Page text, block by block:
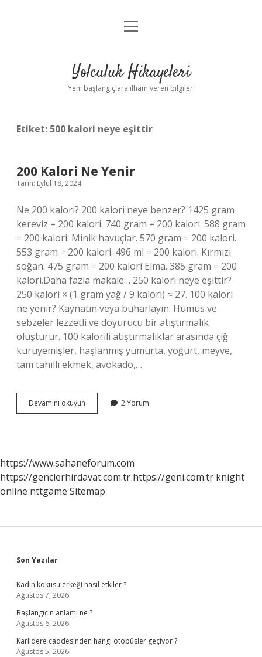
Anasayfa
Yasal Uyarı
menüyü
Yolculuk Hikayeleri
Yeni başlangıçlara ilham veren bilgiler!
Etiket: 500 kalori neye eşittir
200 Kalori Ne Yenir
Tarih: Eylül 18, 2024
Ne 200 kalori? 200 kalori neye benzer? 1425 gram
kereviz = 200 kalori. 740 gram = 200 kalori. 588 gram
= 200 kalori. Minik havuçlar. 570 gram = 200 kalori.
553 gram = 200 kalori. 496 ml = 200 kalori. Kırmızı
soğan. 475 gram = 200 kalori Elma. 385 gram = 200
kalori.Daha fazla makale… 250 kalori neye eşittir?
250 kalori × (1 gram yağ / 9 kalori) ≈ 27. 100 kalori
ne yenir? Kaynatın veya buharlayın. Humus ve
sebzeler lezzetli ve doyurucu bir atıştırmalık
oluşturur. 100 kalorili atıştırmalıklar arasında çiğ
kuruyemişler, haşlanmış yumurta, yoğurt, meyve,
tam tahıllı ekmek, avokado,…
Devamını okuyun
Kalori
2 Yorum
https://www.sahaneforum.com
https://genclerhirdavat.com.tr https://geni.com.tr knight
online nttgame Sitemap
Sidebar
Son Yazılar
Kadın kokusu erkeği nasıl etkiler ?
Ağustos 7, 2026
Başlangıcın anlamı ne ?
Ağustos 6, 2026
Karlıdere caddesinden hangi otobüsler geçiyor ?
Ağustos 5, 2026